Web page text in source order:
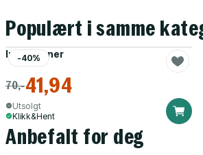
Populært i samme
-40%
Indeksfaner
70,-41,94
Utsolgt
Klikk&Hent
Anbefalt for deg